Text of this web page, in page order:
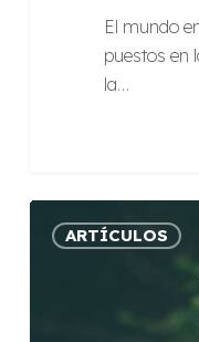
El mundo
puestos en
la…
trayectoria
ARTÍCULOS